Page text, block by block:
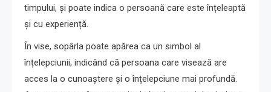
timpului, și poate indica o persoană care este înțeleaptă
și cu experiență.
În vise, sopârla poate apărea ca un simbol al
înțelepciunii, indicând că persoana care visează are
acces la o cunoaștere și o înțelepciune mai profundă.